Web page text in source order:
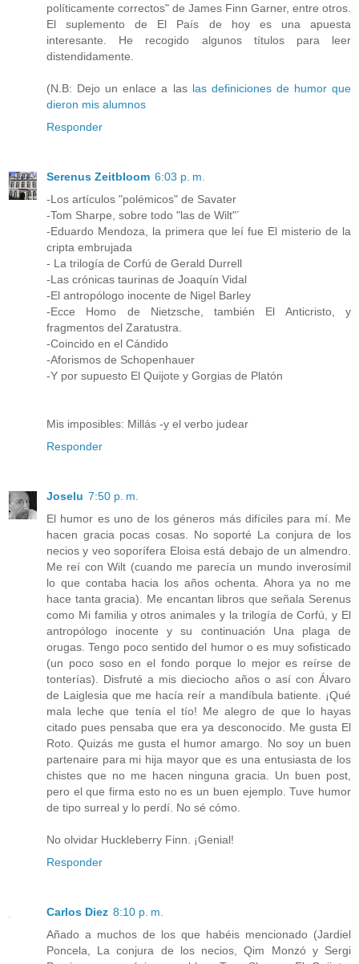
políticamente correctos" de James Finn Garner, entre otros.
El suplemento de El País de hoy es una apuesta
interesante. He recogido algunos títulos para leer
distendidamente.
(N.B: Dejo un enlace a las las definiciones de humor que
dieron mis alumnos
Responder
Serenus Zeitbloom 6:03 p. m.
-Los artículos "polémicos" de Savater
-Tom Sharpe, sobre todo "las de Wilt"´
-Eduardo Mendoza, la primera que leí fue El misterio de la
cripta embrujada
- La trilogía de Corfú de Gerald Durrell
-Las crónicas taurinas de Joaquín Vidal
-El antropólogo inocente de Nigel Barley
-Ecce Homo de Nietzsche, también El Anticristo, y
fragmentos del Zaratustra.
-Coincido en el Cándido
-Aforismos de Schopenhauer
-Y por supuesto El Quijote y Gorgias de Platón
Mis imposibles: Millás -y el verbo judear
Responder
Joselu 7:50 p. m.
El humor es uno de los géneros más difíciles para mí. Me
hacen gracia pocas cosas. No soporté La conjura de los
necios y veo soporífera Eloisa está debajo de un almendro.
Me reí con Wilt (cuando me parecía un mundo inverosímil
lo que contaba hacia los años ochenta. Ahora ya no me
hace tanta gracia). Me encantan libros que señala Serenus
como Mi familia y otros animales y la trilogía de Corfú, y El
antropólogo inocente y su continuación Una plaga de
orugas. Tengo poco sentido del humor o es muy sofisticado
(un poco soso en el fondo porque lo mejor es reírse de
tonterías). Disfruté a mis dieciocho años o así con Álvaro
de Laiglesia que me hacía reír a mandíbula batiente. ¡Qué
mala leche que tenía el tío! Me alegro de que lo hayas
citado pues pensaba que era ya desconocido. Me gusta El
Roto. Quizás me gusta el humor amargo. No soy un buen
partenaire para mi hija mayor que es una entusiasta de los
chistes que no me hacen ninguna gracia. Un buen post,
pero el que firma esto no es un buen ejemplo. Tuve humor
de tipo surreal y lo perdí. No sé cómo.
No olvidar Huckleberry Finn. ¡Genial!
Responder
Carlos Diez 8:10 p. m.
Añado a muchos de los que habéis mencionado (Jardiel
Poncela, La conjura de los necios, Qim Monzó y Sergi